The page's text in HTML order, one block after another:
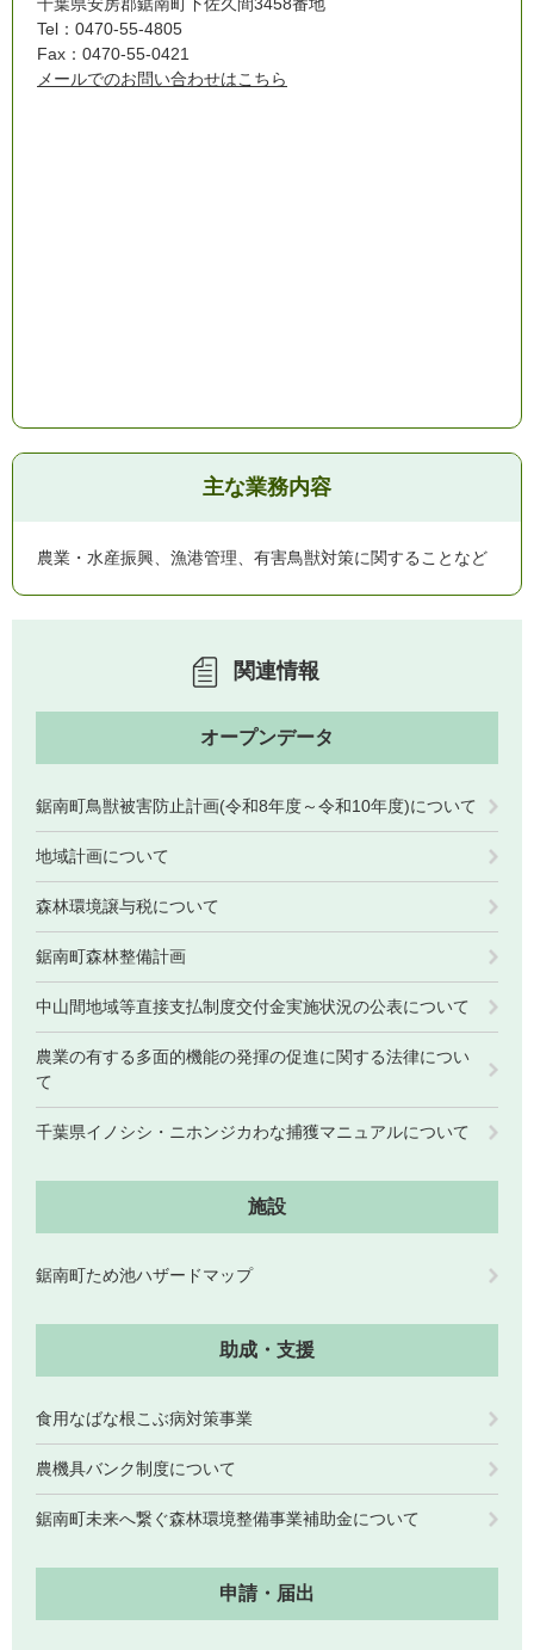
Tel：0470-55-4805
Fax：0470-55-0421
メールでのお問い合わせはこちら
主な業務内容
農業・水産振興、漁港管理、有害鳥獣対策に関することなど
関連情報
オープンデータ
鋸南町鳥獣被害防止計画(令和8年度～令和10年度)について
地域計画について
森林環境譲与税について
鋸南町森林整備計画
中山間地域等直接支払制度交付金実施状況の公表について
農業の有する多面的機能の発揮の促進に関する法律につい
て
千葉県イノシシ・ニホンジカわな捕獲マニュアルについて
施設
鋸南町ため池ハザードマップ
助成・支援
食用なばな根こぶ病対策事業
農機具バンク制度について
鋸南町未来へ繋ぐ森林環境整備事業補助金について
申請・届出